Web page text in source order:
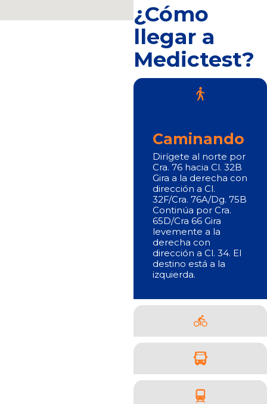
¿Cómo
llegar a
Medictest?
Caminando
Dirígete al norte por
Cra. 76 hacia Cl. 32B
Gira a la derecha con
dirección a Cl.
32F/Cra. 76A/Dg. 75B
Continúa por Cra.
65D/Cra 66 Gira
levemente a la
derecha con
dirección a Cl. 34. El
destino está a la
izquierda.